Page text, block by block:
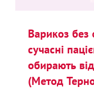
Варикоз без
сучасні
обирають
(Метод